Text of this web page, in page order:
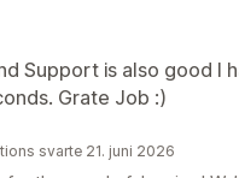
Support is also good I
Grate Job :)
svarte 21. juni 2026